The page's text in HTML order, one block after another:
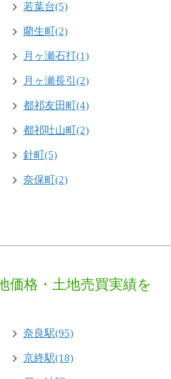
若葉台(5)
藺生町(2)
月ヶ瀬石打(1)
月ヶ瀬長引(2)
都祁友田町(4)
都祁吐山町(2)
針町(5)
奈保町(2)
価格・土地売買実績を
奈良駅(95)
京終駅(18)